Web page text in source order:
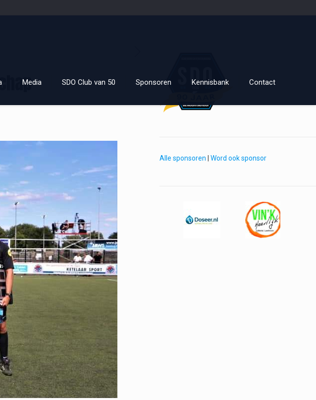
Media SDO Club van 50 Sponsoren Kennisbank Contact
Alle sponsoren Word ook sponsor